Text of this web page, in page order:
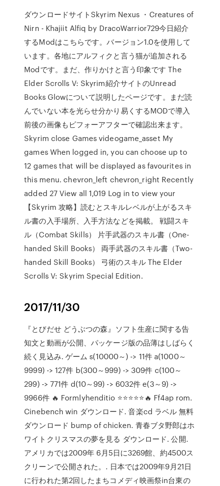
ダウンロードサイトSkyrim Nexus ・Creatures of
Nirn - Khajiit Alfiq by DracoWarrior729今日紹介
するModはこちらです。バージョン1.0を使用して
います。各地にアルフィクと言う猫が追加される
Modです。まだ、作りかけと言う印象です The
Elder Scrolls V: Skyrim紹介サイトのUnread
Books Glowについて説明したページです。まだ読
んでいない本を光らせ分かり易くするMODで導入
前後の画像もビフォーアフターで確認出来ます。
Skyrim close Games videogame_asset My
games When logged in, you can choose up to
12 games that will be displayed as favourites in
this menu. chevron_left chevron_right Recently
added 27 View all 1,019 Log in to view your
【Skyrim 攻略】読むとスキルレベルが上がるスキ
ル書の入手場所、入手方法などを掲載。 戦闘スキ
ル（Combat Skills） 片手武器のスキル書（One-
handed Skill Books） 両手武器のスキル書（Two-
handed Skill Books） 弓術のスキル The Elder
Scrolls V: Skyrim Special Edition.
2017/11/30
『とびだせ どうぶつの森』ソフト生産に関する告
知文と動画が公開、パッケージ版の品薄はしばらく
続く見込み. ゲーム s(10000～) -> 11件 a(1000～
9999) -> 127件 b(300～999) -> 309件 c(100～
299) -> 771件 d(10～99) -> 6032件 e(3～9) ->
9966件 🔥 Formlyhenditio ⭐⭐⭐⭐⭐🔥 Ff4ap rom.
Cinebench win ダウンロード. 音楽cd ラベル 無料
ダウンロード bump of chicken. 青春ブタ野郎はホ
ワイトクリスマスの夢を見る ダウンロード. 公開.
アメリカでは2009年 6月5日に3269館、約4500ス
クリーンで公開された。. 日本では2009年9月21日
に行われた第2回したまちコメディ映画祭in台東の